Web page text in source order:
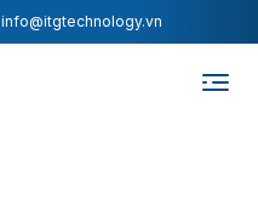
info@itgtechnology.vn